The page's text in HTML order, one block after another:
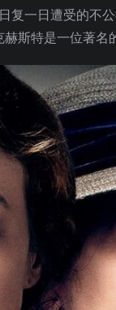
复一日遭受的不
斯特是一位著名